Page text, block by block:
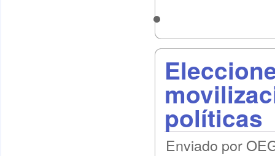
políticas
Enviado por